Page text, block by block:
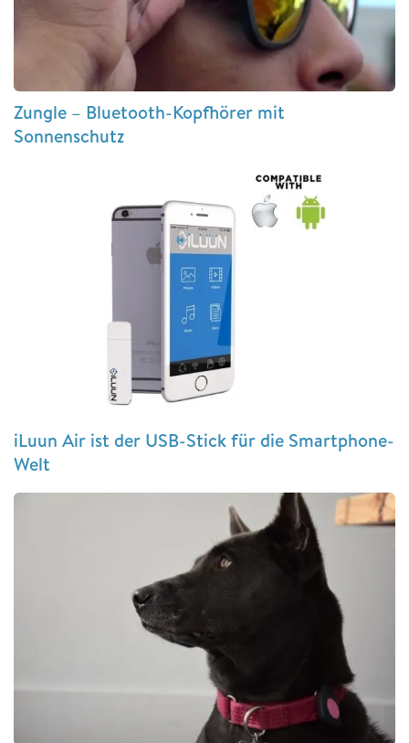
Zungle – Bluetooth-Kopfhörer mit
Sonnenschutz
iLuun Air ist der USB-Stick für die Smartphone-
Welt